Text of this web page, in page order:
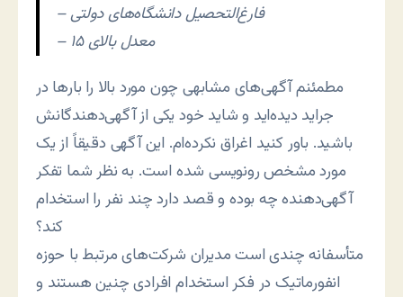
– فارغ‌التحصیل دانشگاه‌های دولتی
– معدل بالای ۱۵
مطمئنم آگهی‌های مشابهی چون مورد بالا را بارها در
جراید دیده‌اید و شاید خود یکی از آگهی‌دهندگانش
باشید. باور کنید اغراق نکرده‌ام. این آگهی دقیقاً از یک
مورد مشخص رونویسی شده است. به نظر شما تفکر
آگهی‌دهنده چه بوده و قصد دارد چند نفر را استخدام
کند؟
متأسفانه چندی است مدیران شرکت‌های مرتبط با حوزه
انفورماتیک در فکر استخدام افرادی چنین هستند و